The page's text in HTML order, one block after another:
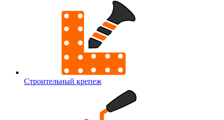
Строительный крепеж